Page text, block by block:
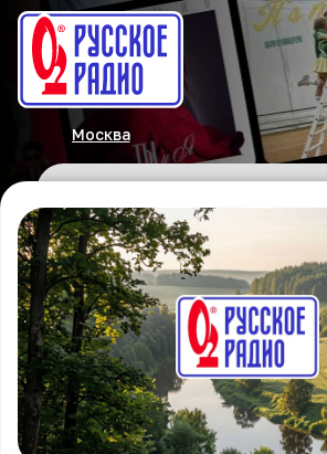
Москва